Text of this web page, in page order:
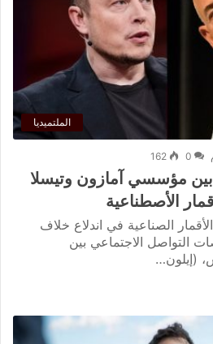
الملتميديا
0
162
بين مؤسسي آمازون وتيسلا
الأصطناعية
الصناعية في اندلاع خلاف
التواصل الاجتماعي بين
(إيلون…